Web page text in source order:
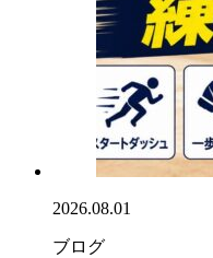
2026.08.01
ブログ